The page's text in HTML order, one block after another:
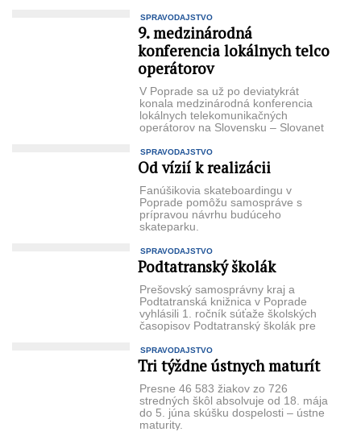
SPRAVODAJSTVO
9. medzinárodná
konferencia lokálnych telco
operátorov
V Poprade sa už po deviatykrát
konala medzinárodná konferencia
lokálnych telekomunikačných
operátorov na Slovensku – Slovanet
SPRAVODAJSTVO
Od vízií k realizácii
Fanúšikovia skateboardin­gu v
Poprade pomôžu samo­správe s
prípravou návrhu bu­dúceho
skateparku.
SPRAVODAJSTVO
Podtatranský školák
Prešovský samosprávny kraj a
Podtatranská knižnica v Poprade
vyhlásili 1. ročník súťaže školských
časopisov Podtatranský školák pre
SPRAVODAJSTVO
Tri týždne ústnych maturít
Presne 46 583 žiakov zo 726
stredných škôl absolvuje od 18. mája
do 5. júna skúšku dospelosti – ústne
maturity.